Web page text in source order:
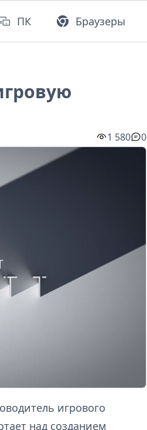
ПК Браузеры
1 580 0
игрового
над созданием